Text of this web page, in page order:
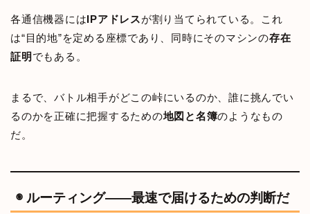
各通信機器にはIPアドレスが割り当てられている。これ
は“目的地”を定める座標であり、同時にそのマシンの存在
証明 でもある。
まるで、バトル相手がどこの峠にいるのか、誰に挑んでい
るのかを正確に把握するための地図と名簿のようなもの
だ。
◉ ルーティング――最速で届けるための判断だ